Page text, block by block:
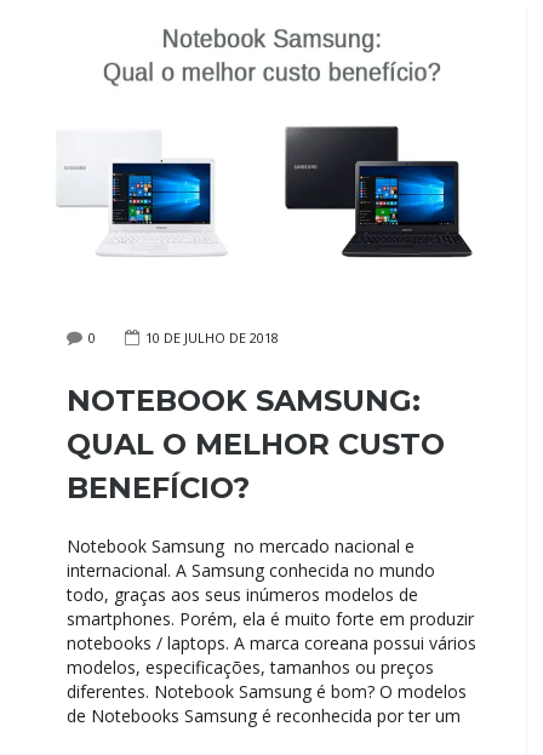
0 10 DE JULHO DE 2018
NOTEBOOK SAMSUNG:
QUAL O MELHOR CUSTO
BENEFÍCIO?
Notebook Samsung no mercado nacional e
internacional. A Samsung conhecida no mundo
todo, graças aos seus inúmeros modelos de
smartphones. Porém, ela é muito forte em produzir
notebooks / laptops. A marca coreana possui vários
modelos, especificações, tamanhos ou preços
diferentes. Notebook Samsung é bom? O modelos
de Notebooks Samsung é reconhecida por ter um